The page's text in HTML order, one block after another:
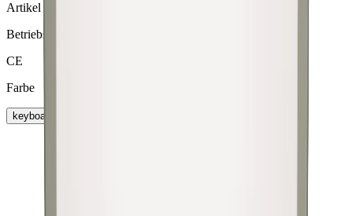
Artikel
Betriebsspannung
CE
Farbe
keyboard_arrow_right